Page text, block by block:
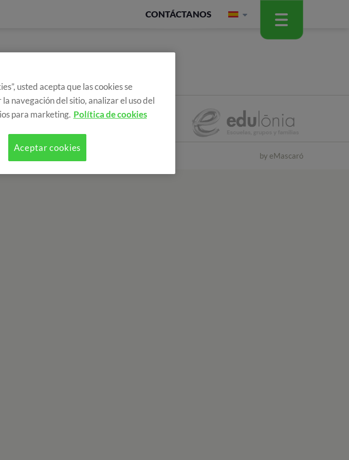
CONTÁCTANOS
by eMascaró
usted acepta que las cookies se
navegación del sitio, analizar el uso del
para marketing. Política de cookies
Aceptar cookies